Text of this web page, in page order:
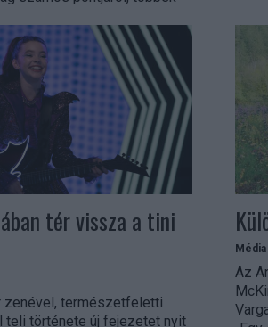
tér vissza a tini
zenével, természetfeletti
teli története új fejezetet nyit
Média
Az